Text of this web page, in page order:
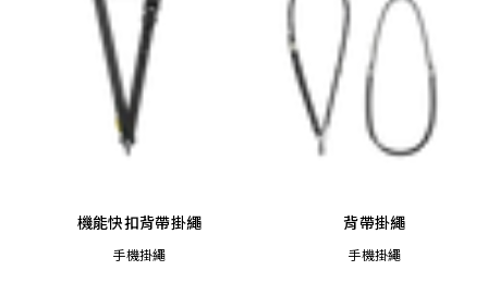
機能快扣背帶掛繩
手機掛繩
背帶掛繩
手機掛繩